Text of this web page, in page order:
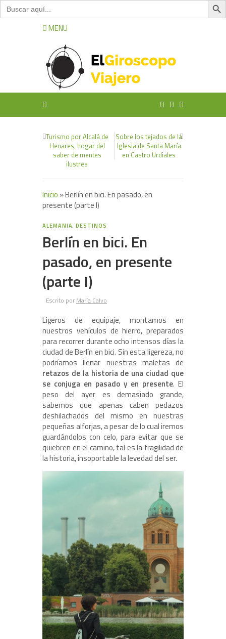
Buscar:
MENU
Turismo por Alcalá de
Henares, hogar del
saber de mentes
ilustres
Sobre los tejados de la
Iglesia de Santa María
en Castro Urdiales
Inicio »Berlín en bici. En pasado, en
presente (parte I)
ALEMANIA,DESTINOS
Berlín en bici. En
pasado, en presente
(parte I)
Escrito por María Calvo
Ligeros de equipaje, montamos en
nuestros vehículos de hierro, preparados
para recorrer durante ocho intensos días la
ciudad de Berlín en bici. Sin esta ligereza, no
podríamos llenar nuestras maletas de
retazos de la historia de una ciudad que
se conjuga en pasado y en presente. El
peso del ayer es demasiado grande,
sabemos que apenas caben pedazos
deshilachados del mismo en nuestras
pequeñas alforjas, a pesar de lo cual iremos
guardándolos con celo, para evitar que se
quiebren en el camino, tal es la fragilidad de
la historia, insoportable la levedad del ser.